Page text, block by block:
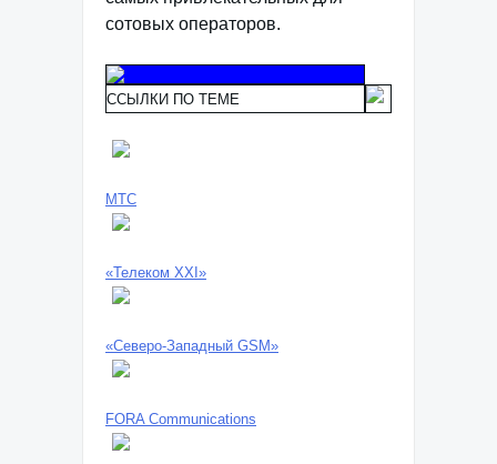
сотовых операторов.
ССЫЛКИ ПО ТЕМЕ
МТС
«Телеком XXI»
«Северо-Западный GSM»
FORA Communications